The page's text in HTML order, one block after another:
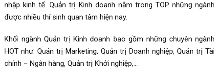
nhập kinh tế. Quản trị Kinh doanh nằm trong TOP những ngành
được nhiều thí sinh quan tâm hiện nay.
Khối ngành Quản trị Kinh doanh bao gồm những chuyên ngành
HOT như: Quản trị Marketing, Quản trị Doanh nghiệp, Quản trị Tài
chính – Ngân hàng, Quản trị Khởi nghiệp,…